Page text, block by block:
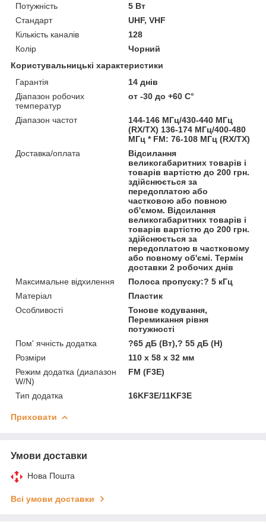
Потужність
5 Вт
Стандарт
UHF, VHF
Кількість каналів
128
Колір
Чорний
Користувальницькі характеристики
Гарантія
14 днів
Діапазон робочих
температур
от -30 до +60 С°
Діапазон частот
144-146 МГц/430-440 МГц
(RX/TX) 136-174 МГц/400-480
МГц * FM: 76-108 МГц (RX/TX)
Доставка/оплата
Відсилання
великогабаритних товарів і
товарів вартістю до 200 грн.
здійснюється за
передоплатою або
частковою або повною
об'ємом. Відсилання
великогабаритних товарів і
товарів вартістю до 200 грн.
здійснюється за
передоплатою в частковому
або повному об'ємі. Термін
доставки 2 робочих днів
Максимальне відхилення
Полоса пропуску:? 5 кГц
Матеріал
Пластик
Особливості
Тонове кодування,
Перемикання рівня
потужності
Пом' ячність додатка
?65 дБ (Вт),? 55 дБ (Н)
Розміри
110 х 58 х 32 мм
Режим додатка (диапазон
W/N)
FM (F3E)
Тип додатка 16KF3E/11KF3E
Приховати
Умови доставки
Нова Пошта
Всі умови доставки